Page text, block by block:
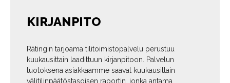
KIRJANPITO
Rätingin tarjoama tilitoimistopalvelu perustuu
kuukausittain laadittuun kirjanpitoon. Palvelun
tuotoksena asiakkaamme saavat kuukausittain
välitilinpäätöstasoisen raportin, jonka antama